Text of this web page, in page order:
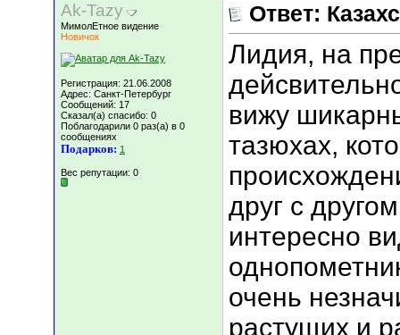
Ak-Tazy
МимолЕтное видение
Новичок
Регистрация: 21.06.2008
Адрес: Санкт-Петербург
Сообщений: 17
Сказал(а) спасибо: 0
Поблагодарили 0 раз(а) в 0
сообщениях
Подарков: 1
Вес репутации: 0
Ответ:
Лидия, на
вижу
тазюхах,
друг с
интересно
очень
растущих и